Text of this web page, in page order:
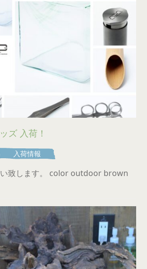
ズ 入荷！
入荷情報
致します。 color outdoor brown